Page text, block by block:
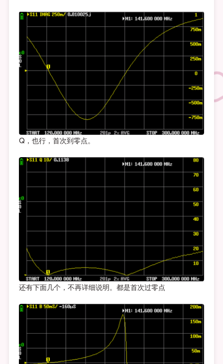
Q，也行，首次到零点。
还有下面几个，不再详细说明。都是首次过零点